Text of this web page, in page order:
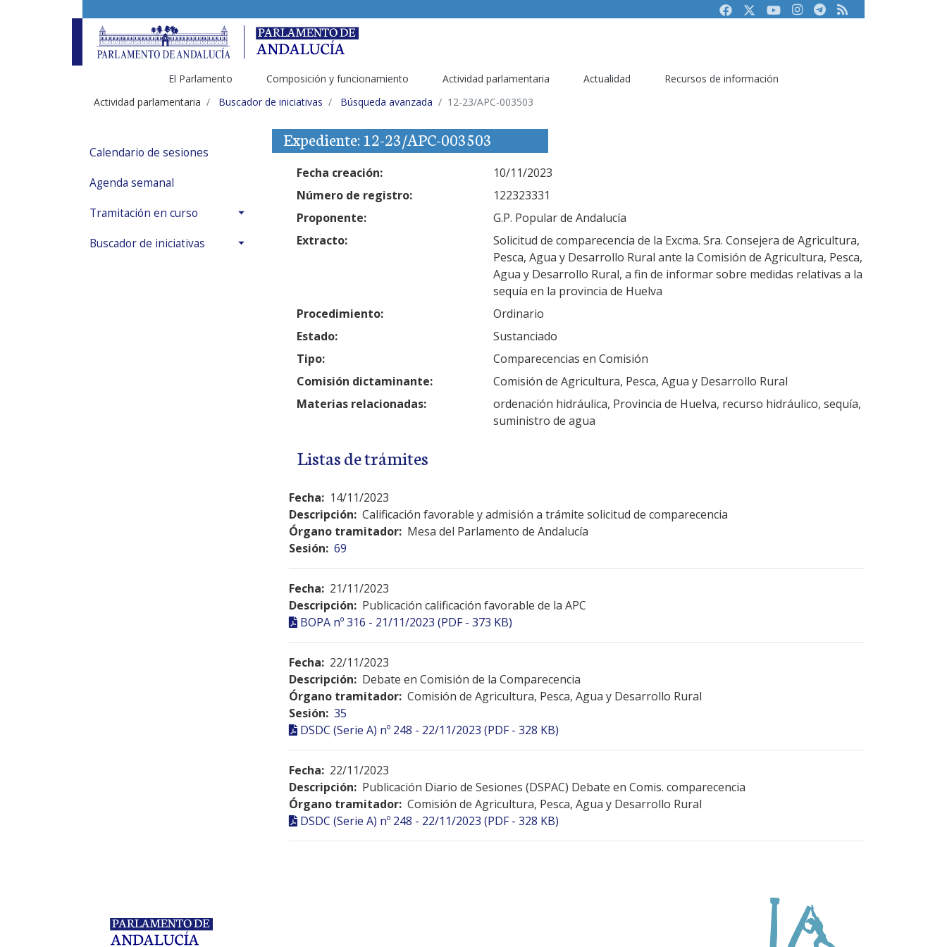
FacebookTwitterYoutubeInstagram
Telegram
RSS
El Parlamento Composición y funcionamiento Actividad parlamentaria Actualidad
Recursos de información
Actividad parlamentaria
Buscador de iniciativas Búsqueda avanzada 12-23/APC-003503
Calendario de sesiones
Agenda semanal
Tramitación en curso
Buscador de iniciativas
Expediente: 12-23/APC-003503
Fecha creación:
10/11/2023
Número de registro:
122323331
Proponente:
G.P. Popular de Andalucía
Extracto:
Solicitud de comparecencia de la Excma. Sra. Consejera de Agricultura,
Pesca, Agua y Desarrollo Rural ante la Comisión de Agricultura, Pesca,
Agua y Desarrollo Rural, a fin de informar sobre medidas relativas a la
sequía en la provincia de Huelva
Procedimiento:
Ordinario
Estado:
Sustanciado
Tipo:
Comparecencias en Comisión
Comisión dictaminante:
Comisión de Agricultura, Pesca, Agua y Desarrollo Rural
Materias relacionadas:
ordenación hidráulica, Provincia de Huelva, recurso hidráulico, sequía,
suministro de agua
Listas de trámites
Fecha: 14/11/2023
Descripción: Calificación favorable y admisión a trámite solicitud de comparecencia
Órgano tramitador: Mesa del Parlamento de Andalucía
Sesión: 69
Fecha: 21/11/2023
Descripción: Publicación calificación favorable de la APC
BOPA nº 316 - 21/11/2023 (PDF - 373 KB)
Fecha: 22/11/2023
Descripción: Debate en Comisión de la Comparecencia
Órgano tramitador: Comisión de Agricultura, Pesca, Agua y Desarrollo Rural
Sesión: 35
DSDC (Serie A) nº 248 - 22/11/2023 (PDF - 328 KB)
Fecha: 22/11/2023
Descripción: Publicación Diario de Sesiones (DSPAC) Debate en Comis. comparecencia
Órgano tramitador: Comisión de Agricultura, Pesca, Agua y Desarrollo Rural
DSDC (Serie A) nº 248 - 22/11/2023 (PDF - 328 KB)